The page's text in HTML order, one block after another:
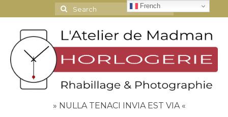
Search
for:
» NULLA TENACI INVIA EST VIA «
French